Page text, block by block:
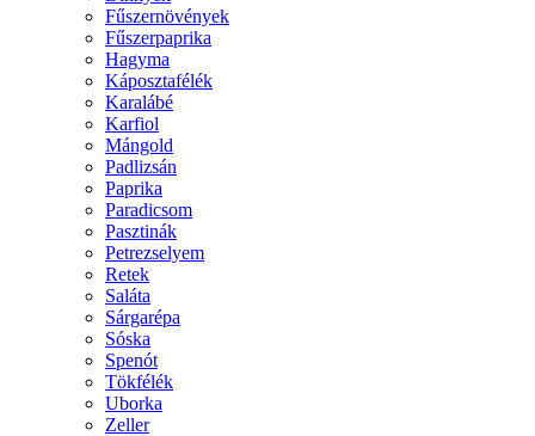
Fűszernövények
Fűszerpaprika
Hagyma
Káposztafélék
Karalábé
Karfiol
Mángold
Padlizsán
Paprika
Paradicsom
Pasztinák
Petrezselyem
Retek
Saláta
Sárgarépa
Sóska
Spenót
Tökfélék
Uborka
Zeller